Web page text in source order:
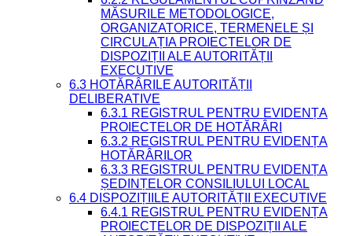
MĂSURILE METODOLOGICE,
ORGANIZATORICE, TERMENELE ȘI
CIRCULAȚIA PROIECTELOR DE
DISPOZIȚII ALE AUTORITĂȚII
EXECUTIVE
6.3 HOTĂRÂRILE AUTORITĂȚII
DELIBERATIVE
6.3.1 REGISTRUL PENTRU EVIDENȚA
PROIECTELOR DE HOTĂRÂRI
6.3.2 REGISTRUL PENTRU EVIDENȚA
HOTĂRÂRILOR
6.3.3 REGISTRUL PENTRU EVIDENȚA
ȘEDINȚELOR CONSILIULUI LOCAL
6.4 DISPOZIȚIILE AUTORITĂȚII EXECUTIVE
6.4.1 REGISTRUL PENTRU EVIDENȚA
PROIECTELOR DE DISPOZIȚII ALE